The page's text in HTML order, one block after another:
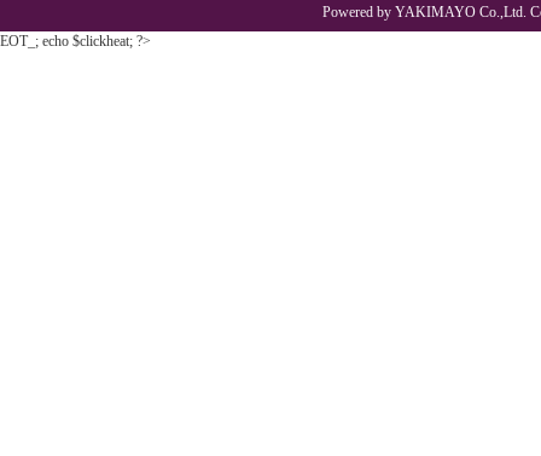
Powered by YAKIMAYO Co.,Ltd.
EOT_; echo $clickheat; ?>